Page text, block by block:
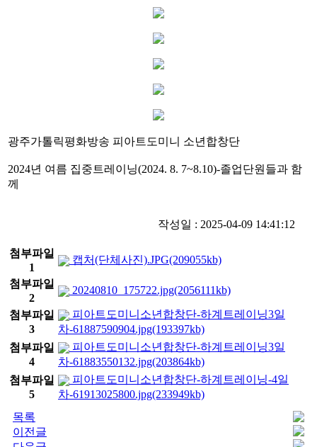
광주가톨릭평화방송 피아트도미니 소년합창단
2024년 여름 집중트레이닝(2024. 8. 7~8.10)-졸업단원들과 함
께
작성일 : 2025-04-09 14:41:12
첨부파일
1
캡처(단체사진).JPG(209055kb)
첨부파일
2
20240810_175722.jpg(2056111kb)
첨부파일
3
피아트도미니소년합창단-하계트레이닝3일
차-61887590904.jpg(193397kb)
첨부파일
4
피아트도미니소년합창단-하계트레이닝3일
차-61883550132.jpg(203864kb)
첨부파일
5
피아트도미니소년합창단-하계트레이닝-4일
차-61913025800.jpg(233949kb)
목록
이전글